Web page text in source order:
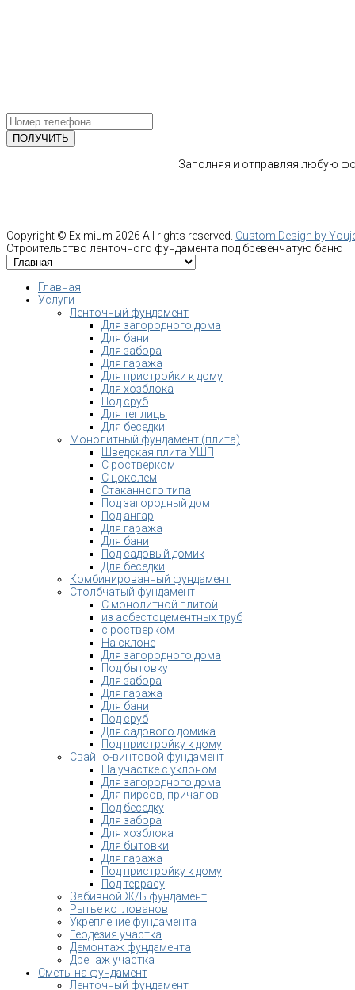
Заполняя и отправляя любую
Copyright © Eximium 2026 All rights reserved. Custom Design by
Строительство ленточного фундамента под бревенчатую баню
Главная
Услуги
Ленточный фундамент
Для загородного дома
Для бани
Для забора
Для гаража
Для пристройки к дому
Для хозблока
Под сруб
Для теплицы
Для беседки
Монолитный фундамент (плита)
Шведская плита УШП
С ростверком
С цоколем
Стаканного типа
Под загородный дом
Под ангар
Для гаража
Для бани
Под садовый домик
Для беседки
Комбинированный фундамент
Столбчатый фундамент
С монолитной плитой
из асбестоцементных труб
с ростверком
На склоне
Для загородного дома
Под бытовку
Для забора
Для гаража
Для бани
Под сруб
Для садового домика
Под пристройку к дому
Свайно-винтовой фундамент
На участке с уклоном
Для загородного дома
Для пирсов, причалов
Под беседку
Для забора
Для хозблока
Для бытовки
Для гаража
Под пристройку к дому
Под террасу
Забивной Ж/Б фундамент
Рытье котлованов
Укрепление фундамента
Геодезия участка
Демонтаж фундамента
Дренаж участка
Сметы на фундамент
Ленточный фундамент